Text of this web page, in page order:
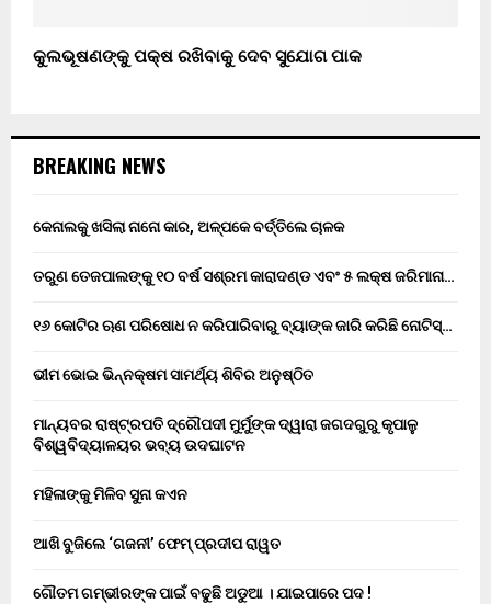
କୁଲଭୂଷଣଙ୍କୁ ପକ୍ଷ ରଖିବାକୁ ଦେବ ସୁଯୋଗ ପାକ
BREAKING NEWS
କେନାଲକୁ ଖସିଲା ନାନୋ କାର, ଅଳ୍ପକେ ବର୍ତ୍ତିଲେ ଚାଳକ
ତରୁଣ ତେଜପାଲଙ୍କୁ ୧୦ ବର୍ଷ ସଶ୍ରମ କାରାଦଣ୍ଡ ଏବଂ ₹୫ ଲକ୍ଷ ଜରିମାନା…
୧୬ କୋଟିର ଋଣ ପରିଷୋଧ ନ କରିପାରିବାରୁ ବ୍ୟାଙ୍କ ଜାରି କରିଛି ନୋଟିସ୍…
ଭୀମ ଭୋଇ ଭିନ୍ନକ୍ଷମ ସାମର୍ଥ୍ୟ ଶିବିର ଅନୁଷ୍ଠିତ
ମାନ୍ୟବର ରାଷ୍ଟ୍ରପତି ଦ୍ରୌପଦୀ ମୁର୍ମୁଙ୍କ ଦ୍ୱାରା ଜଗଦଗୁରୁ କୃପାଳୁ
ବିଶ୍ୱବିଦ୍ୟାଳୟର ଭବ୍ୟ ଉଦଘାଟନ
ମହିଳାଙ୍କୁ ମିଳିବ ସୁନା କଏନ
ଆଖି ବୁଜିଲେ ‘ଗଜନୀ’ ଫେମ୍ ପ୍ରଦୀପ ରାୱତ
ଗୌତମ ଗମ୍ଭୀରଙ୍କ ପାଇଁ ବଢୁଛି ଅଡୁଆ । ଯାଇପାରେ ପଦ !